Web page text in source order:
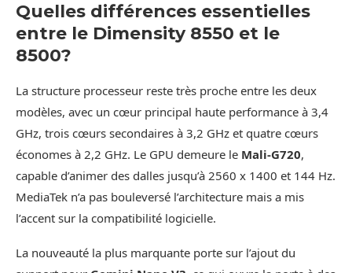
Quelles différences essentielles
entre le Dimensity 8550 et le
8500?
La structure processeur reste très proche entre les deux
modèles, avec un cœur principal haute performance à 3,4
GHz, trois cœurs secondaires à 3,2 GHz et quatre cœurs
économes à 2,2 GHz. Le GPU demeure le Mali-G720,
capable d’animer des dalles jusqu’à 2560 x 1400 et 144 Hz.
MediaTek n’a pas bouleversé l’architecture mais a mis
l’accent sur la compatibilité logicielle.
La nouveauté la plus marquante porte sur l’ajout du